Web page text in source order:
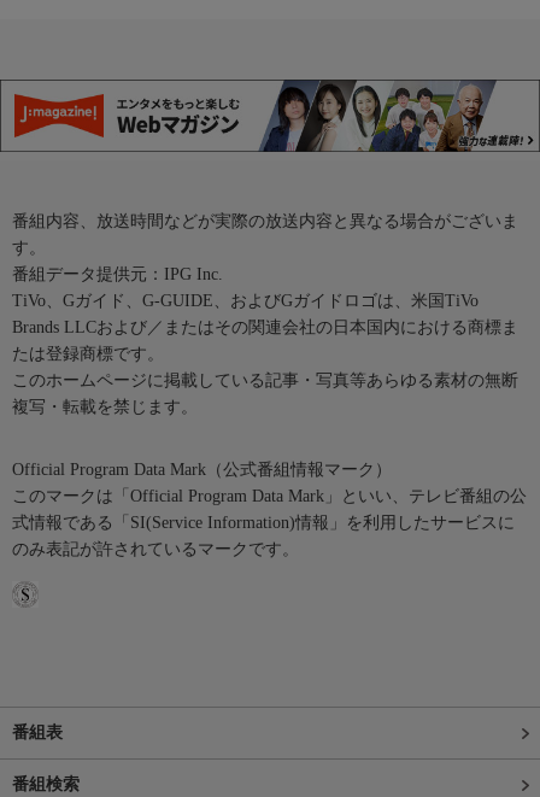
番組内容、放送時間などが実際の放送内容と異なる場合がございま
す。
番組データ提供元：IPG Inc.
TiVo、Gガイド、G-GUIDE、およびGガイドロゴは、米国TiVo
Brands LLCおよび／またはその関連会社の日本国内における商標ま
たは登録商標です。
このホームページに掲載している記事・写真等あらゆる素材の無断
複写・転載を禁じます。
Official Program Data Mark（公式番組情報マーク）
このマークは「Official Program Data Mark」といい、テレビ番組の公
式情報である「SI(Service Information)情報」を利用したサービスに
のみ表記が許されているマークです。
番組表
番組検索